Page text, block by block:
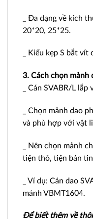
_ Đa dạng về kích
20*20, 25*25.
_ Kiểu kẹp S bắt vít
3. Cách chọn mảnh
_ Cán SVABR/L
_ Chọn mảnh dao
và phù hợp với vật
_ Nên chọn mảnh
tiện thô, tiện bán
_ Ví dụ: Cán dao
mảnh VBMT1604.
Để biết thêm về